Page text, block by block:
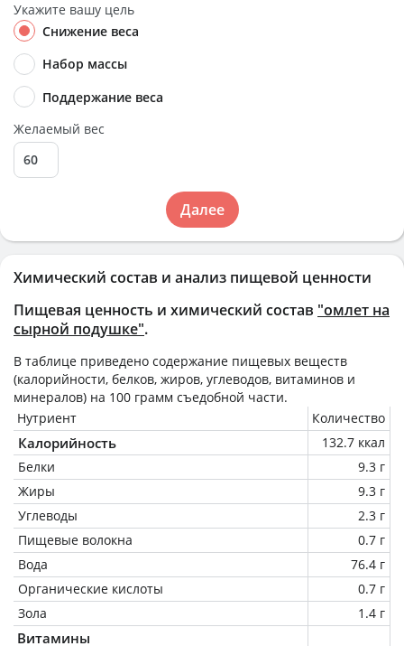
Химический состав и анализ пищевой ценности
Пищевая ценность и химический состав "омлет на
сырной подушке".
В таблице приведено содержание пищевых веществ
(калорийности, белков, жиров, углеводов, витаминов и
минералов) на 100 грамм съедобной части.
Нутриент
Количество
Калорийность
132.7 ккал
Белки
9.3 г
Жиры
9.3 г
Углеводы
2.3 г
Пищевые волокна
0.7 г
Вода
76.4 г
Органические кислоты
0.7 г
Зола
1.4 г
Витамины
Укажите вашу цель
Снижение веса
Набор массы
Поддержание веса
Желаемый вес
Далее